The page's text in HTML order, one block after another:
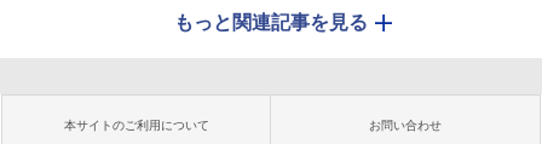
もっと関連記事を見る
本サイトのご利用について お問い合わせ